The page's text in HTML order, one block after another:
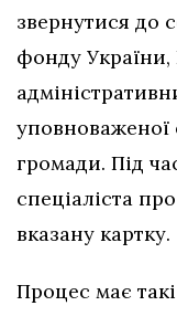
звернутися до
фонду
уповноваженої
громади. Під
спеціаліста
вказану картку.
Процес має